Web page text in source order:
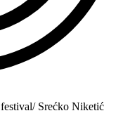
Srećko Niketić